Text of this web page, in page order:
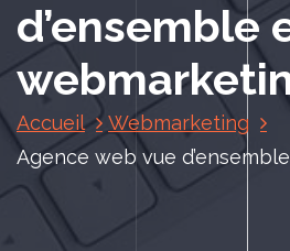
d’ensemble
Accueil
Webmarketing
Agence web vue